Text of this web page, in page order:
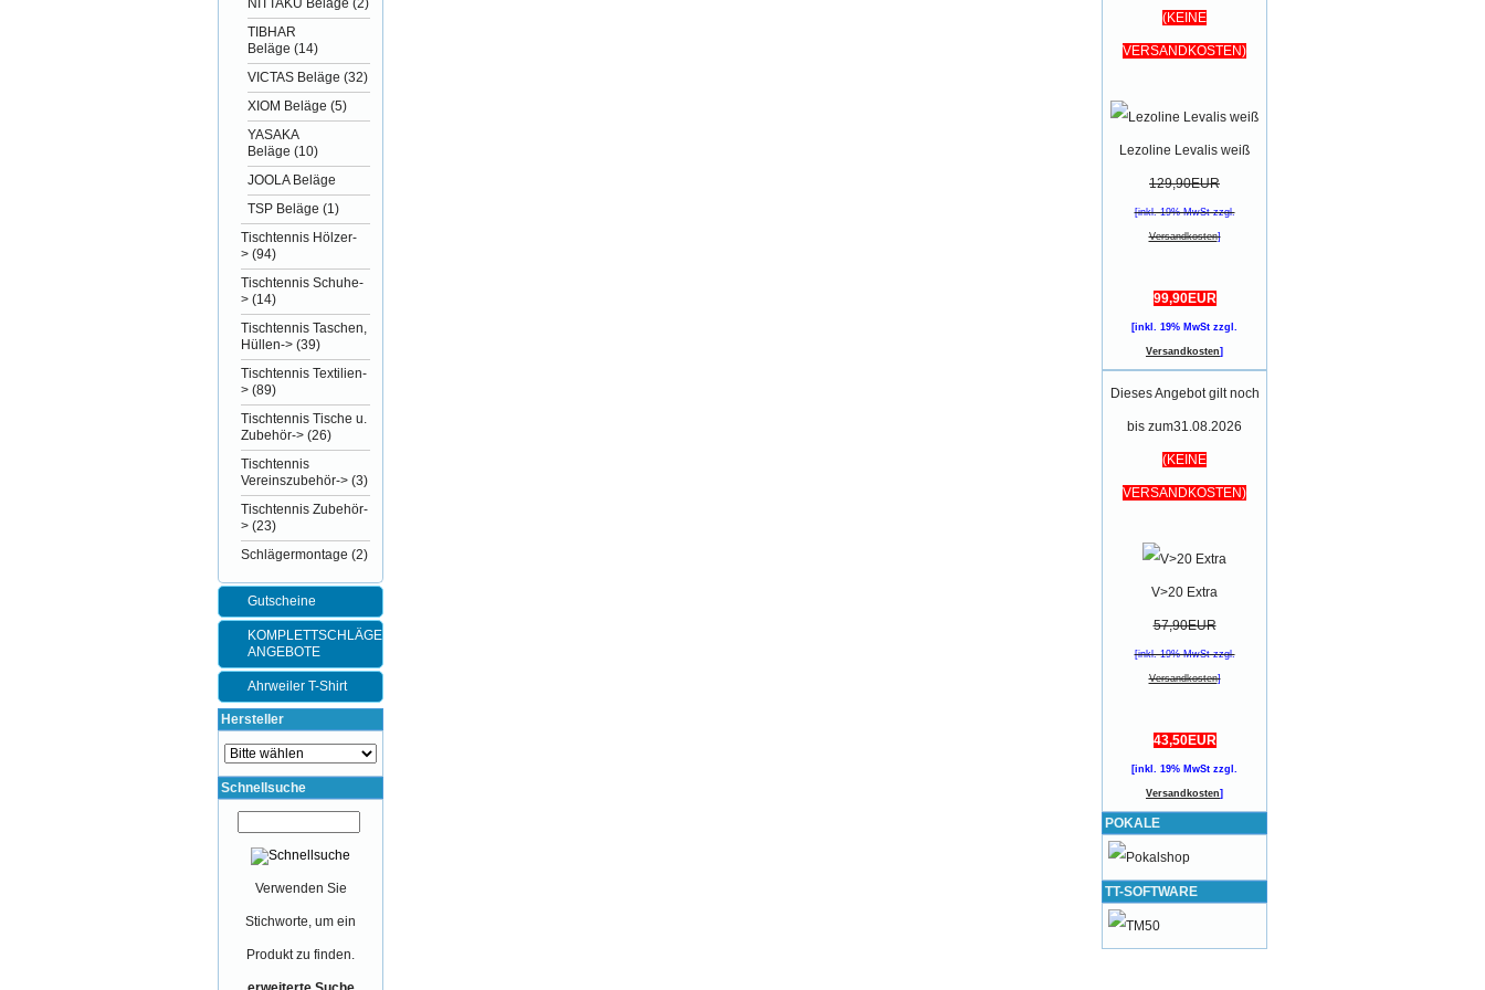
NITTAKU Beläge (2)
TIBHAR
Beläge (14)
VICTAS Beläge (32)
XIOM Beläge (5)
YASAKA
Beläge (10)
JOOLA Beläge
TSP Beläge (1)
Tischtennis Hölzer-
> (94)
Tischtennis Schuhe-
> (14)
Tischtennis Taschen,
Hüllen-> (39)
Tischtennis Textilien-
> (89)
Tischtennis Tische u.
Zubehör-> (26)
Tischtennis
Vereinszubehör-> (3)
Tischtennis Zubehör-
> (23)
Schlägermontage (2)
Gutscheine
KOMPLETTSCHLÄGER-
ANGEBOTE
Ahrweiler T-Shirt
Hersteller
Schnellsuche
Verwenden Sie
Stichworte, um ein
Produkt zu finden.
(KEINE
VERSANDKOSTEN)
Lezoline Levalis weiß
129,90EUR
[inkl. 19% MwSt zzgl.
Versandkosten]
99,90EUR
[inkl. 19% MwSt zzgl.
Versandkosten]
Dieses Angebot gilt noch
bis zum31.08.2026
(KEINE
VERSANDKOSTEN)
V>20 Extra
57,90EUR
[inkl. 19% MwSt zzgl.
Versandkosten]
43,50EUR
[inkl. 19% MwSt zzgl.
Versandkosten]
POKALE
TT-SOFTWARE